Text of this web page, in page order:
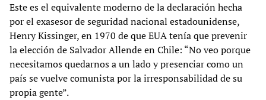
Este es el equivalente moderno de la declaración hecha
por el exasesor de seguridad nacional estadounidense,
Henry Kissinger, en 1970 de que EUA tenía que prevenir
la elección de Salvador Allende en Chile: “No veo porque
necesitamos quedarnos a un lado y presenciar como un
país se vuelve comunista por la irresponsabilidad de su
propia gente”.